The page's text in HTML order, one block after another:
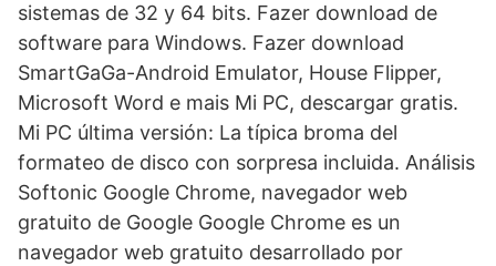
sistemas de 32 y 64 bits. Fazer download de
software para Windows. Fazer download
SmartGaGa-Android Emulator, House Flipper,
Microsoft Word e mais Mi PC, descargar gratis.
Mi PC última versión: La típica broma del
formateo de disco con sorpresa incluida. Análisis
Softonic Google Chrome, navegador web
gratuito de Google Google Chrome es un
navegador web gratuito desarrollado por